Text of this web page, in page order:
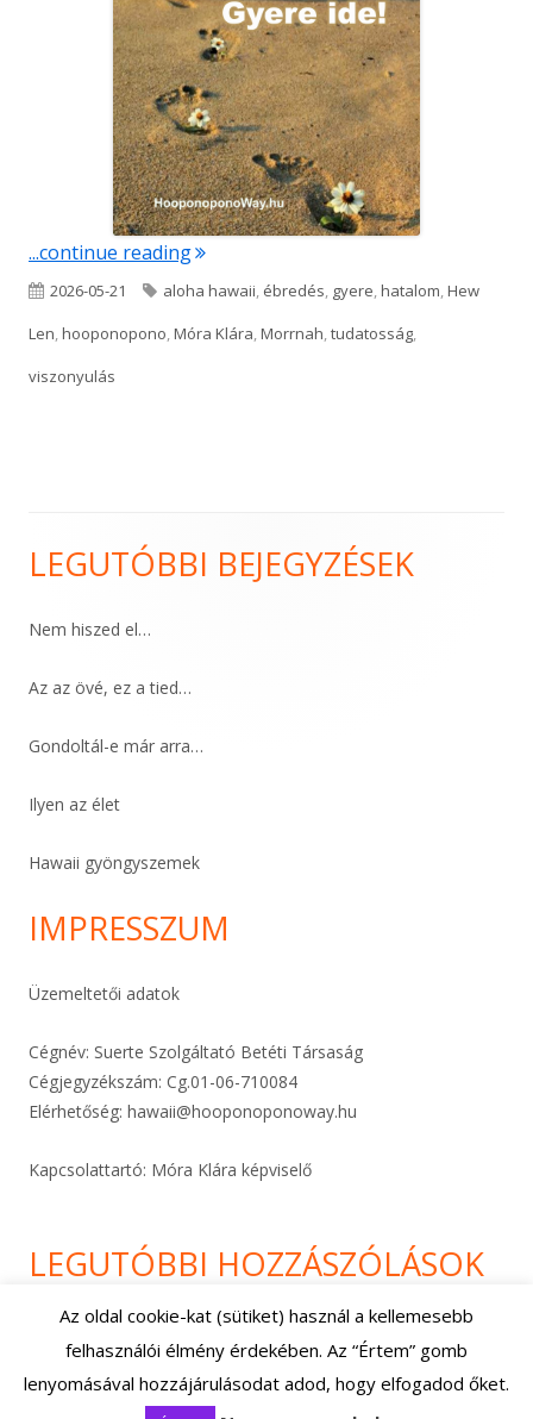
...continue reading"Gyere ide!"
Published
on
2026-05-21 Tags
aloha hawaii, ébredés, gyere,hatalom,Hew
Len,hooponopono,Móra Klára,Morrnah,tudatosság,
viszonyulás
Main
Sidebar
LEGUTÓBBI BEJEGYZÉSEK
Nem hiszed el…
Az az övé, ez a tied…
Gondoltál-e már arra…
Ilyen az élet
Hawaii gyöngyszemek
IMPRESSZUM
Üzemeltetői adatok
Cégnév: Suerte Szolgáltató Betéti Társaság
Cégjegyzékszám: Cg.01-06-710084
Elérhetőség: hawaii@hooponoponoway.hu
Kapcsolattartó: Móra Klára képviselő
LEGUTÓBBI HOZZÁSZÓLÁSOK
Footer
UsingTiny Framework • Bejelentkezés
Az oldal cookie-kat (sütiket) használ a kellemesebb
felhasználói élmény érdekében. Az “Értem” gomb
lenyomásával hozzájárulásodat adod, hogy elfogadod őket.